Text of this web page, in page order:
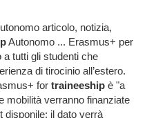
articolo, notizia,
Autonomo ... Erasmus+ per
a tutti gli studenti che
di tirocinio all’estero.
for traineeship è "a
mobilità verranno finanziate
disponile; il dato verrà